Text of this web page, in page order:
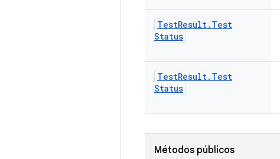
TestResult. Test
Status
TestResult. Test
Status
Métodos públicos